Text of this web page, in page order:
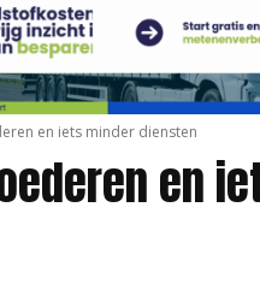
en iets minder diensten
en